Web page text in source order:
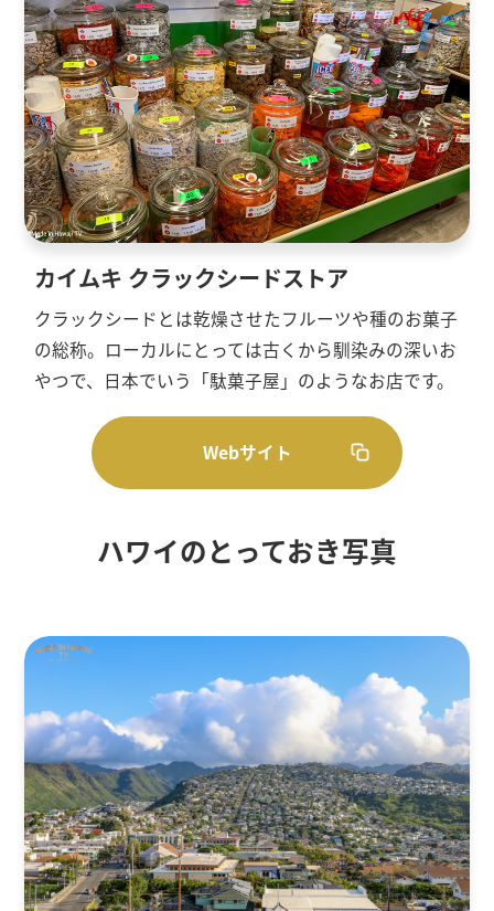
カイムキ クラックシードストア
クラックシードとは乾燥させたフルーツや種のお菓子
の総称。ローカルにとっては古くから馴染みの深いお
やつで、日本でいう「駄菓子屋」のようなお店です。
Webサイト
ハワイのとっておき写真